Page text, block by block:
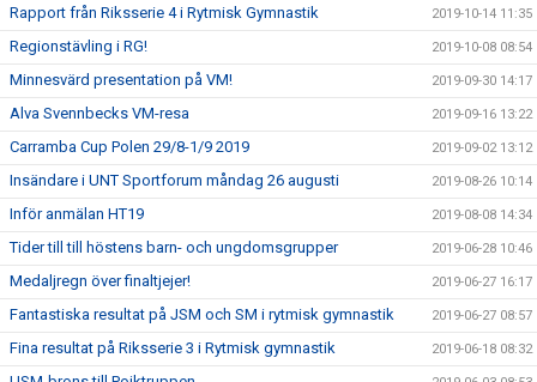
Rapport från Riksserie 4 i Rytmisk Gymnastik 2019-10-14 11:35
Regionstävling i RG! 2019-10-08 08:54
Minnesvärd presentation på VM! 2019-09-30 14:17
Alva Svennbecks VM-resa 2019-09-16 13:22
Carramba Cup Polen 29/8-1/9 2019 2019-09-02 13:12
Insändare i UNT Sportforum måndag 26 augusti 2019-08-26 10:14
Inför anmälan HT19 2019-08-08 14:34
Tider till till höstens barn- och ungdomsgrupper 2019-06-28 10:46
Medaljregn över finaltjejer! 2019-06-27 16:17
Fantastiska resultat på JSM och SM i rytmisk gymnastik 2019-06-27 08:57
Fina resultat på Riksserie 3 i Rytmisk gymnastik 2019-06-18 08:32